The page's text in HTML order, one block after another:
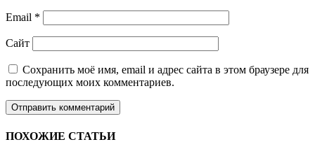
Email *
Сайт
Сохранить моё имя, email и адрес сайта в этом браузере для
последующих моих комментариев.
ПОХОЖИЕ СТАТЬИ